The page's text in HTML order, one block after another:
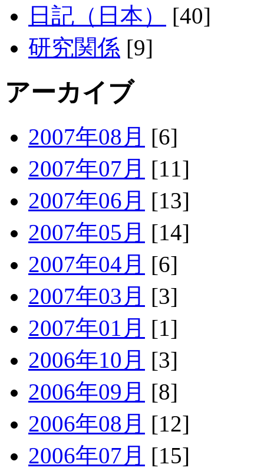
日記（日本）
[40]
研究関係 [9]
アーカイブ
2007年08月 [6]
2007年07月 [11]
2007年06月 [13]
2007年05月 [14]
2007年04月 [6]
2007年03月 [3]
2007年01月 [1]
2006年10月 [3]
2006年09月 [8]
2006年08月 [12]
2006年07月 [15]